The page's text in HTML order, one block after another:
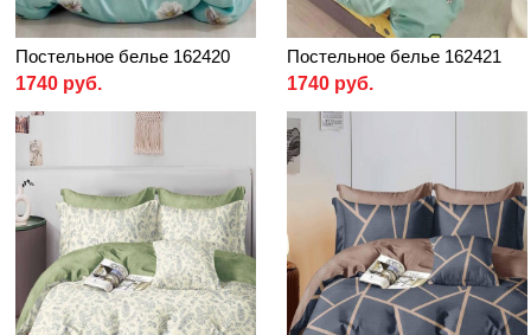
Постельное белье 162420
1740 руб.
Постельное белье 162421
1740 руб.